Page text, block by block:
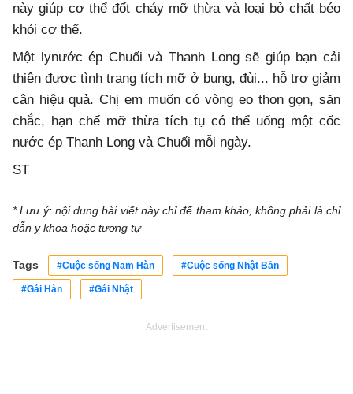
này giúp cơ thể đốt cháy mỡ thừa và loại bỏ chất béo
khỏi cơ thể.
Một lynước ép Chuối và Thanh Long sẽ giúp bạn cải
thiện được tình trạng tích mỡ ở bụng, đùi... hỗ trợ giảm
cân hiệu quả. Chị em muốn có vòng eo thon gọn, săn
chắc, hạn chế mỡ thừa tích tụ có thể uống một cốc
nước ép Thanh Long và Chuối mỗi ngày.
ST
* Lưu ý: nội dung bài viết này chỉ để tham khảo, không phải là chỉ
dẫn y khoa hoặc tương tự
Tags #Cuộc sống Nam Hàn #Cuộc sống Nhật Bản
#Gái Hàn #Gái Nhật
Advertisement